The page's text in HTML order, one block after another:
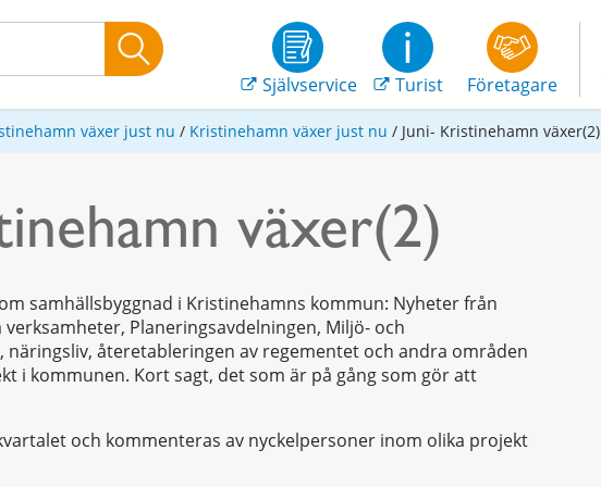
Självservice Turist Företagare
växer just nu / Kristinehamn växer just nu / Juni- Kristinehamn växer(2)
växer(2)
samhällsbyggnad i Kristinehamns kommun: Nyheter från
Planeringsavdelningen, Miljö- och
återetableringen av regementet och andra områden
i kommunen. Kort sagt, det som är på gång som gör att
och kommenteras av nyckelpersoner inom olika projekt